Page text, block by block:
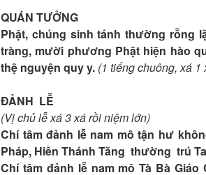
QUÁN TƯỞNG
Phật, chúng sinh tánh thường rỗng
tràng, mười phương Phật hiện hào
thệ nguyện quy y. (1 tiếng chuông, xá 1
ĐẢNH LỄ
(Vị chủ lễ xá 3 xá rồi niệm lớn)
Chí tâm đảnh lễ nam mô tận hư
Pháp, Hiền Thánh Tăng thường trú
Chí tâm đảnh lễ nam mô Tà Bà